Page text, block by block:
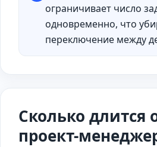
ограничивает число
одновременно, что
переключение между
Сколько длится
проект-